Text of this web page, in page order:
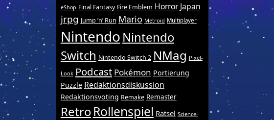
eShop Final Fantasy Fire Emblem Horror Japan
jrpg Jump ’n’ Run Mario Metroid Multiplayer
Nintendo Nintendo
Switch Nintendo Switch 2 NMag Pixel-
Look Podcast Pokémon Portierung
Puzzle Redaktionsdiskussion
Redaktionsvoting Remake Remaster
RetroRollenspiel Rätsel Science-